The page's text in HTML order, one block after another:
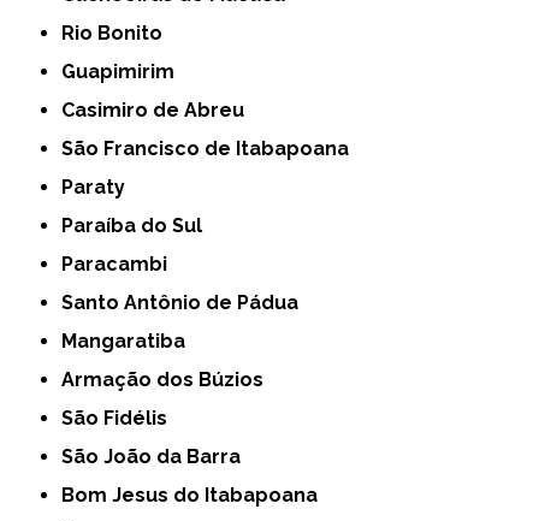
Rio Bonito
Guapimirim
Casimiro de Abreu
São Francisco de Itabapoana
Paraty
Paraíba do Sul
Paracambi
Santo Antônio de Pádua
Mangaratiba
Armação dos Búzios
São Fidélis
São João da Barra
Bom Jesus do Itabapoana